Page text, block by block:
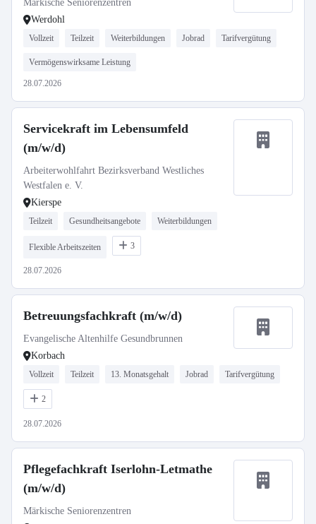
Märkische Seniorenzentren
Werdohl
Vollzeit Teilzeit Weiterbildungen Jobrad Tarifvergütung
Vermögenswirksame Leistung
28.07.2026
Servicekraft im Lebensumfeld
(m/w/d)
Arbeiterwohlfahrt Bezirksverband Westliches
Westfalen e. V.
Kierspe
Teilzeit Gesundheitsangebote Weiterbildungen
Flexible Arbeitszeiten 3
28.07.2026
Betreuungsfachkraft (m/w/d)
Evangelische Altenhilfe Gesundbrunnen
Korbach
Vollzeit Teilzeit 13. Monatsgehalt Jobrad Tarifvergütung
2
28.07.2026
Pflegefachkraft Iserlohn-Letmathe
(m/w/d)
Märkische Seniorenzentren